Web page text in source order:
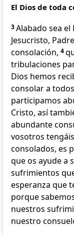
El Dios de toda
3Alabado sea
Jesucristo,
consolación, 4
tribulaciones
Dios hemos
consolar a
participamos
Cristo, así
abundante
vosotros
consolados, es
que os ayude a
sufrimientos
esperanza que
porque
nuestros
nuestro